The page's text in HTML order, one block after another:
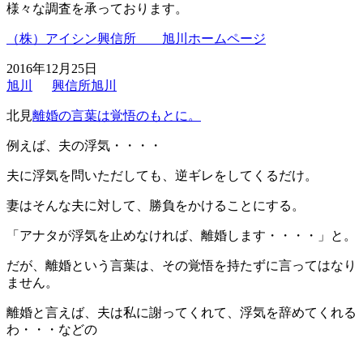
様々な調査を承っております。
（株）アイシン興信所 旭川ホームページ
2016年12月25日
旭川
興信所旭川
北見離婚の言葉は覚悟のもとに。
例えば、夫の浮気・・・・
夫に浮気を問いただしても、逆ギレをしてくるだけ。
妻はそんな夫に対して、勝負をかけることにする。
「アナタが浮気を止めなければ、離婚します・・・・」と。
だが、離婚という言葉は、その覚悟を持たずに言ってはなり
ません。
離婚と言えば、夫は私に謝ってくれて、浮気を辞めてくれる
わ・・・などの